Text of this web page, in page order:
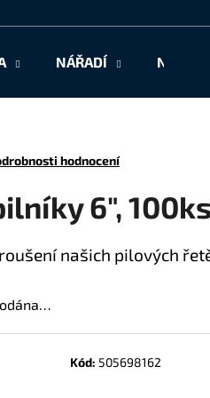
NÁŘADÍ NAŠE
hodnocení
6", 100ks
našich pilových
Kód: 505698162